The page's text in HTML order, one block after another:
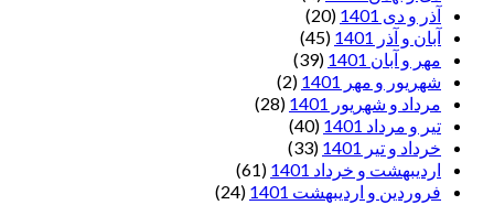
آذر و دی 1401
(20)
آبان و آذر 1401
(45)
مهر و آبان 1401
(39)
شهریور و مهر 1401
(2)
مرداد و شهریور 1401
(28)
تیر و مرداد 1401
(40)
خرداد و تیر 1401
(33)
اردیبهشت و خرداد 1401
(61)
فروردین و اردیبهشت 1401
(24)